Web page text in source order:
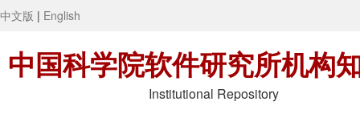
中文版 | English
中国科学院软件研究所机构
Institutional Repository